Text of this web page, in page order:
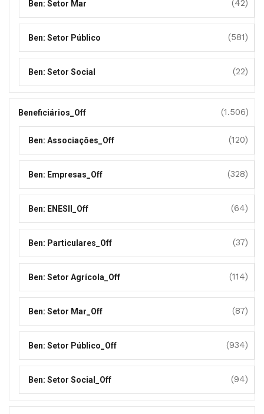
Ben: Setor Mar (42)
Ben: Setor Público (581)
Ben: Setor Social (22)
Beneficiários_Off (1.506)
Ben: Associações_Off (120)
Ben: Empresas_Off (328)
Ben: ENESII_Off (64)
Ben: Particulares_Off (37)
Ben: Setor Agrícola_Off (114)
Ben: Setor Mar_Off (87)
Ben: Setor Público_Off (934)
Ben: Setor Social_Off (94)